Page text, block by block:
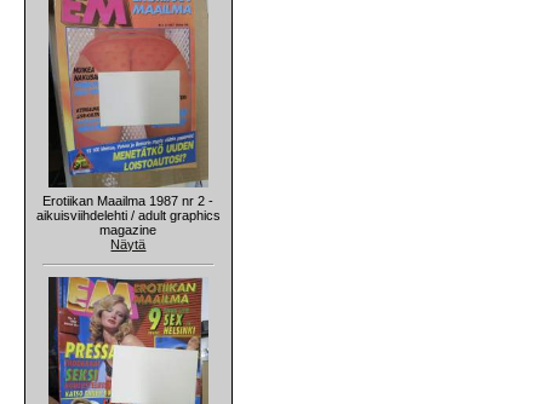
Erotiikan Maailma 1987 nr 2 -
aikuisviihdelehti / adult graphics
magazine
Näytä